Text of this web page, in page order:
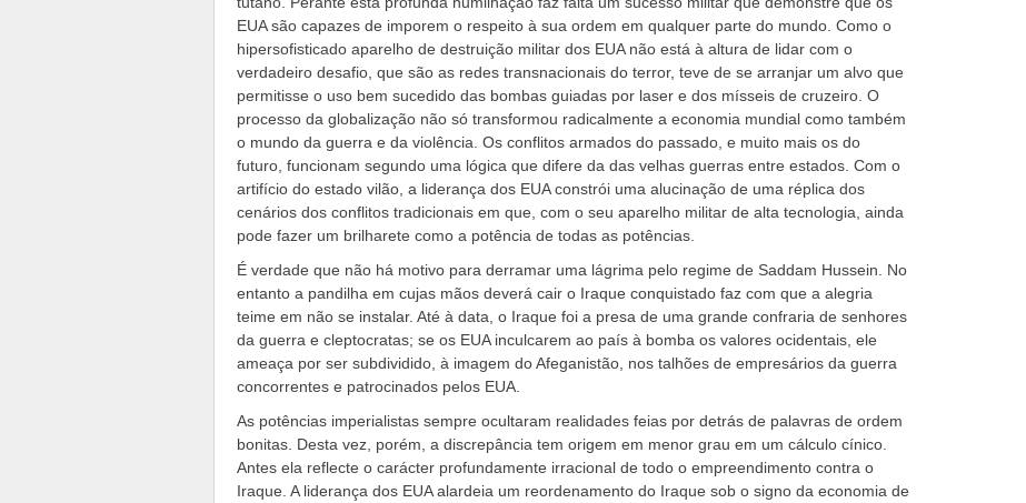
EUA são capazes de imporem o respeito à sua ordem em qualquer parte do mundo. Como o
hipersofisticado aparelho de destruição militar dos EUA não está à altura de lidar com o
verdadeiro desafio, que são as redes transnacionais do terror, teve de se arranjar um alvo que
permitisse o uso bem sucedido das bombas guiadas por laser e dos mísseis de cruzeiro. O
processo da globalização não só transformou radicalmente a economia mundial como também
o mundo da guerra e da violência. Os conflitos armados do passado, e muito mais os do
futuro, funcionam segundo uma lógica que difere da das velhas guerras entre estados. Com o
artifício do estado vilão, a liderança dos EUA constrói uma alucinação de uma réplica dos
cenários dos conflitos tradicionais em que, com o seu aparelho militar de alta tecnologia, ainda
pode fazer um brilharete como a potência de todas as potências.
É verdade que não há motivo para derramar uma lágrima pelo regime de Saddam Hussein. No
entanto a pandilha em cujas mãos deverá cair o Iraque conquistado faz com que a alegria
teime em não se instalar. Até à data, o Iraque foi a presa de uma grande confraria de senhores
da guerra e cleptocratas; se os EUA inculcarem ao país à bomba os valores ocidentais, ele
ameaça por ser subdividido, à imagem do Afeganistão, nos talhões de empresários da guerra
concorrentes e patrocinados pelos EUA.
As potências imperialistas sempre ocultaram realidades feias por detrás de palavras de ordem
bonitas. Desta vez, porém, a discrepância tem origem em menor grau em um cálculo cínico.
Antes ela reflecte o carácter profundamente irracional de todo o empreendimento contra o
Iraque. A liderança dos EUA alardeia um reordenamento do Iraque sob o signo da economia de